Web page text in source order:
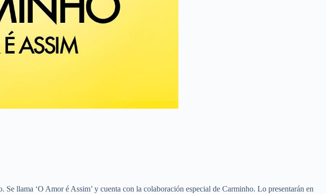
llama ‘O Amor é Assim’ y cuenta con la colaboración especial de Carminho. Lo presentarán en